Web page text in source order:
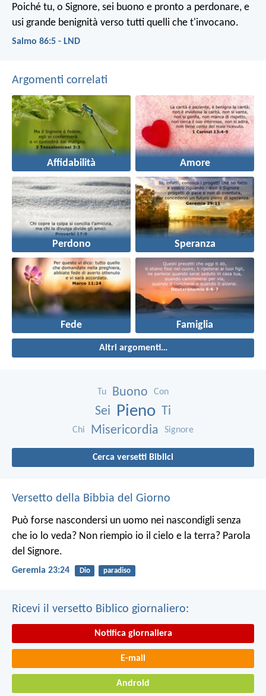
Poiché tu, o Signore, sei buono e pronto a perdonare, e
usi grande benignità verso tutti quelli che t'invocano.
Salmo 86:5 - LND
Argomenti correlati
Affidabilità Amore
Perdono Speranza
Fede Famiglia
Altri argomenti…
Tu Buono Con
Sei Pieno Ti
Chi Misericordia Signore
Cerca versetti Biblici
Versetto della Bibbia del Giorno
Può forse nascondersi un uomo nei nascondigli senza
che io lo veda? Non riempio io il cielo e la terra? Parola
del Signore.
Geremia 23:24 Dio paradiso
Ricevi il versetto Biblico giornaliero:
Notifica giornaliera
E-mail
Android